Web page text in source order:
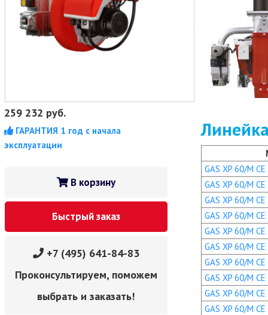
259 232 руб.
ГАРАНТИЯ 1 год с начала
эксплуатации
В корзину
Быстрый заказ
+7 (495) 641-84-83
Проконсультируем, поможем
выбрать и заказать!
GAS XP 60/M CE
GAS XP 60/M
GAS XP 60/M
GAS XP 60/M
GAS XP 60/M
GAS XP 60/M
GAS XP 60/M
GAS XP 60/M
GAS XP 60/M
GAS XP 60/M